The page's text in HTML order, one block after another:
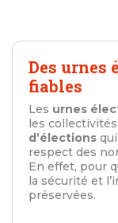
Des urnes
fiables
Les urnes
les
d’élections
respect des
En effet, pour
la sécurité et
préservées.